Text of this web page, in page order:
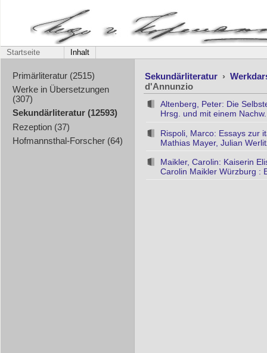
Startseite Inhalt
Primärliteratur (2515)
Werke in Übersetzungen
(307)
Sekundärliteratur (12593)
Rezeption (37)
Hofmannsthal-Forscher (64)
Sekundärliteratur ›
d'Annunzio
Altenberg, Peter: Die
Hrsg. und mit einem
Rispoli, Marco: Essays zur
Mathias Mayer, Julian
Maikler, Carolin: Kaiserin
Carolin Maikler Würzburg :